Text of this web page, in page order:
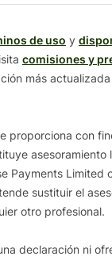
de uso y
comisiones y
más
proporciona con
asesoramiento
Payments Limited
sustituir el
otro profesional.
declaración ni